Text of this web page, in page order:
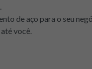
de aço para o seu
você.